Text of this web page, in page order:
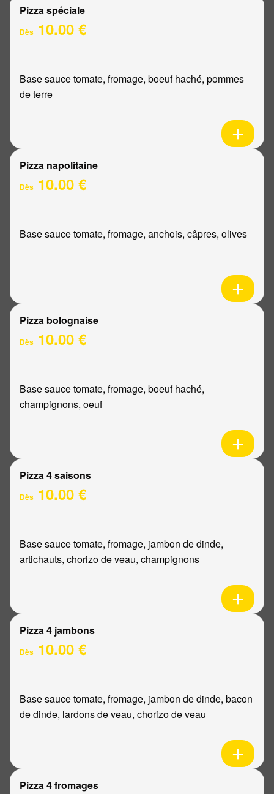
Pizza spéciale
Dès 10.00 €
Base sauce tomate, fromage, boeuf haché, pommes
de terre
Pizza napolitaine
Dès 10.00 €
Base sauce tomate, fromage, anchois, câpres, olives
Pizza bolognaise
Dès 10.00 €
Base sauce tomate, fromage, boeuf haché,
champignons, oeuf
Pizza 4 saisons
Dès 10.00 €
Base sauce tomate, fromage, jambon de dinde,
artichauts, chorizo de veau, champignons
Pizza 4 jambons
Dès 10.00 €
Base sauce tomate, fromage, jambon de dinde, bacon
de dinde, lardons de veau, chorizo de veau
Pizza 4 fromages